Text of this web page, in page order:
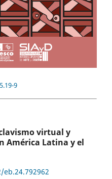
9
virtual y
América Latina y el